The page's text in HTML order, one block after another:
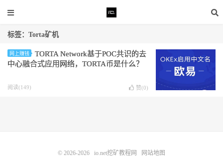
标签：Torta矿机
网上赚钱
TORTA Network基于POC共识的去
中心融合式应用网络，TORTA币是什么？
阅读(149) 赞(0)
© 2026-2026 io.net挖矿教程网 网站地图